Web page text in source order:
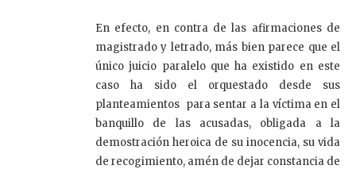
En efecto, en contra de las afirmaciones de
magistrado y letrado, más bien parece que el
único juicio paralelo que ha existido en este
caso ha sido el orquestado desde sus
planteamientos para sentar a la víctima en el
banquillo de las acusadas, obligada a la
demostración heroica de su inocencia, su vida
de recogimiento, amén de dejar constancia de